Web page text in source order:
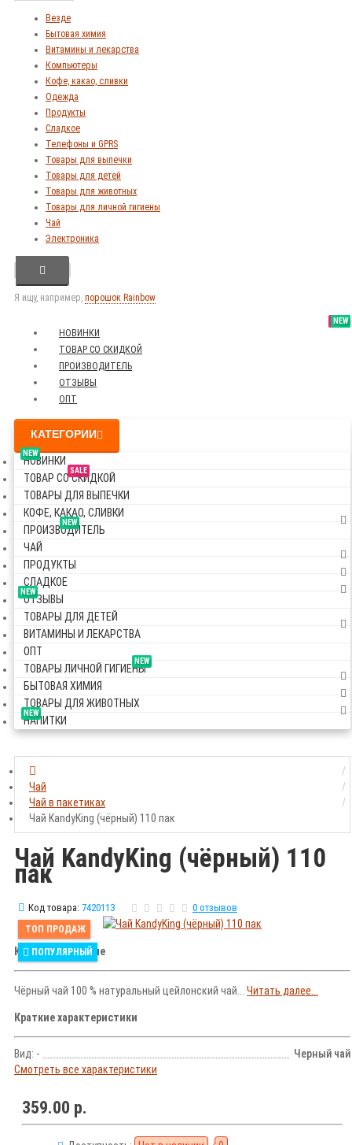
Везде
Бытовая химия
Витамины и лекарства
Компьютеры
Кофе, какао, сливки
Одежда
Продукты
Сладкое
Телефоны и GPRS
Товары для выпечки
Товары для детей
Товары для животных
Товары для личной гигиены
Чай
Электроника
Я ищу, например, порошок Rainbow
NEW
НОВИНКИ
SALE
ТОВАР СО СКИДКОЙ
NEW
ПРОИЗВОДИТЕЛЬ
NEW
ОТЗЫВЫ
ОПТ
КАТЕГОРИИ
NEW
НОВИНКИ
SALE
ТОВАР СО СКИДКОЙ
ТОВАРЫ ДЛЯ ВЫПЕЧКИ
КОФЕ, КАКАО, СЛИВКИ
NEW
ПРОИЗВОДИТЕЛЬ
ЧАЙ
ПРОДУКТЫ
СЛАДКОЕ
NEW
ОТЗЫВЫ
ТОВАРЫ ДЛЯ ДЕТЕЙ
ВИТАМИНЫ И ЛЕКАРСТВА
ОПТ
NEW
ТОВАРЫ ЛИЧНОЙ ГИГИЕНЫ
БЫТОВАЯ ХИМИЯ
ТОВАРЫ ДЛЯ ЖИВОТНЫХ
NEW
НАПИТКИ
Чай
Чай в пакетиках
Чай KandyKing (чёрный) 110 пак
Чай KandyKing (чёрный) 110
пак
Код товара: 7420113 0 отзывов
ТОП ПРОДАЖ
ПОПУЛЯРНЫЙ
Краткое описание
Чёрный чай 100 % натуральный цейлонский чай... Читать далее...
Краткие характеристики
Вид: -
Черный чай
Смотреть все характеристики
359.00 р.